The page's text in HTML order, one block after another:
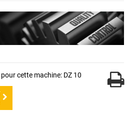
cette machine: DZ 10